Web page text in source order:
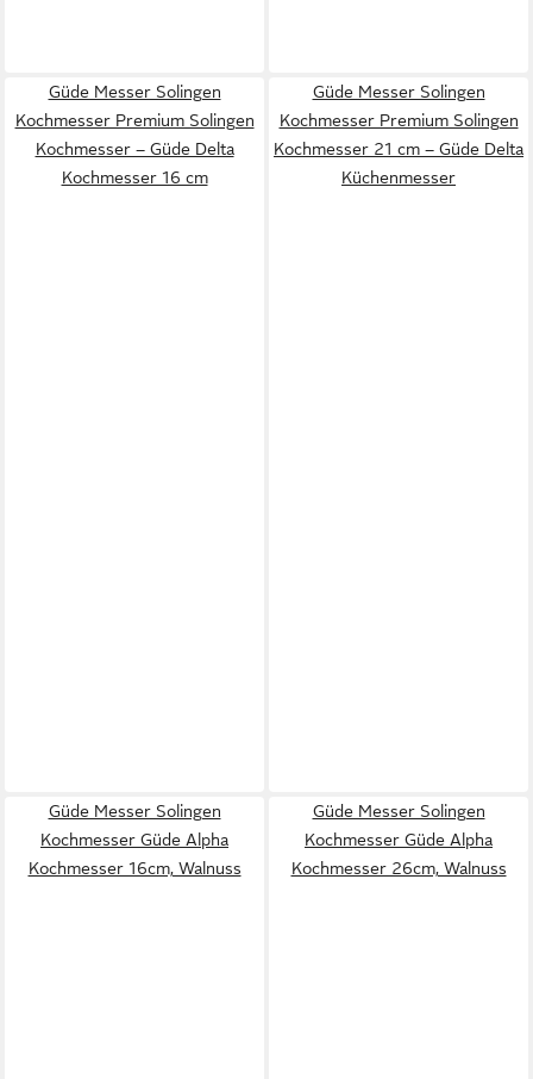
Güde Messer Solingen
Kochmesser Premium Solingen
Kochmesser – Güde Delta
Kochmesser 16 cm
Güde Messer Solingen
Kochmesser Premium Solingen
Kochmesser 21 cm – Güde Delta
Küchenmesser
Güde Messer Solingen
Kochmesser Güde Alpha
Kochmesser 16cm, Walnuss
Güde Messer Solingen
Kochmesser Güde Alpha
Kochmesser 26cm, Walnuss